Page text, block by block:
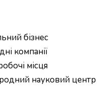
бізнес
компанії
місця
науковий центр